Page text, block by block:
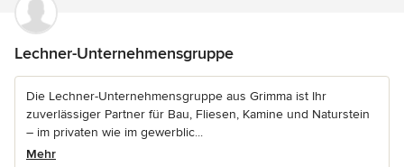
Lechner-Unternehmensgruppe
Die Lechner-Unternehmensgruppe aus Grimma ist Ihr
zuverlässiger Partner für Bau, Fliesen, Kamine und Naturstein
– im privaten wie im gewerblic...
Mehr